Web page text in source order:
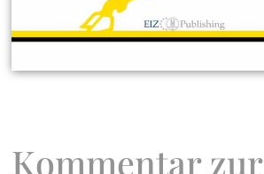
Kommentar zur